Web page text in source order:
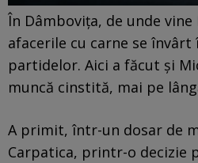
În Dâmbovița, de unde
afacerile cu carne se
partidelor. Aici a făcut și
muncă cinstită, mai pe
A primit, într-un dosar de
Carpatica, printr-o decizie